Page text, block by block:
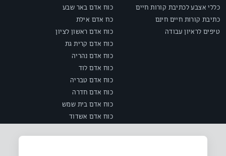
כללי אצבע לכתיבת קורות חיים
כתיבת קורות חיים חינם
טיפים לראיון עבודה
כוח אדם באר שבע
כח אדם אילת
כוח אדם ראשון לציון
כוח אדם קרית גת
כוח אדם נהריה
כוח אדם לוד
כוח אדם טבריה
כוח אדם חדרה
כוח אדם בית שמש
כוח אדם אשדוד